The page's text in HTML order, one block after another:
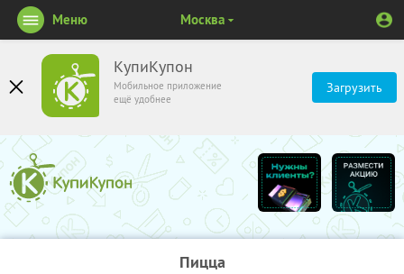
КупиКупон
Мобильное приложение
ещё удобнее
Загрузить
Меню Москва
Пицца